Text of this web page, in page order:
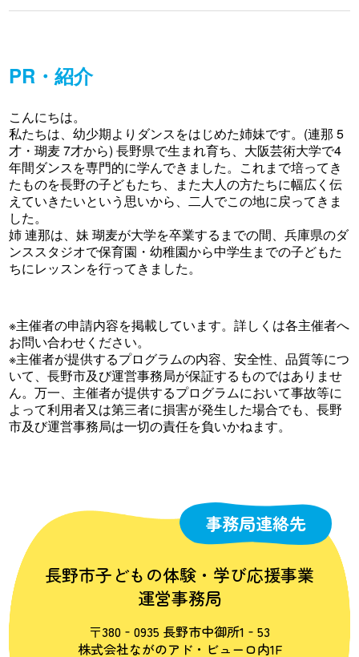
PR・紹介
こんにちは。
私たちは、幼少期よりダンスをはじめた姉妹です。(連那 5
才・瑚麦 7才から) 長野県で生まれ育ち、大阪芸術大学で4
年間ダンスを専門的に学んできました。これまで培ってき
たものを長野の子どもたち、また大人の方たちに幅広く伝
えていきたいという思いから、二人でこの地に戻ってきま
した。
姉 連那は、妹 瑚麦が大学を卒業するまでの間、兵庫県のダ
ンススタジオで保育園・幼稚園から中学生までの子どもた
ちにレッスンを行ってきました。
※主催者の申請内容を掲載しています。詳しくは各主催者へ
お問い合わせください。
※主催者が提供するプログラムの内容、安全性、品質等につ
いて、長野市及び運営事務局が保証するものではありませ
ん。万一、主催者が提供するプログラムにおいて事故等に
よって利用者又は第三者に損害が発生した場合でも、長野
市及び運営事務局は一切の責任を負いかねます。
事務局連絡先
長野市子どもの体験・学び応援事業
運営事務局
〒380‐0935 長野市中御所1‐53
株式会社ながのアド・ビューロ内1F